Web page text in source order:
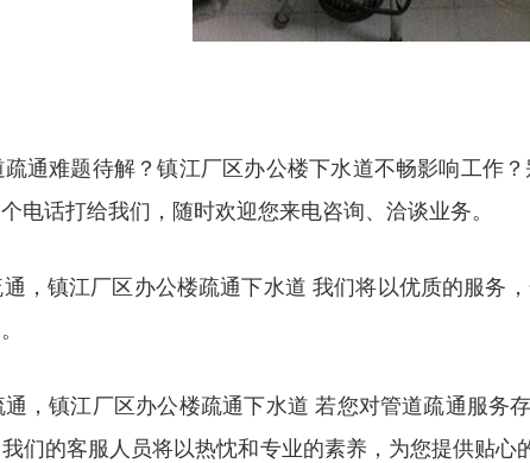
通难题待解？镇江厂区办公楼下水道不畅影响工作
电话打给我们，随时欢迎您来电咨询、洽谈业务。
，镇江厂区办公楼疏通下水道 我们将以优质的服务
，镇江厂区办公楼疏通下水道 若您对管道疏通服
们的客服人员将以热忱和专业的素养，为您提供贴